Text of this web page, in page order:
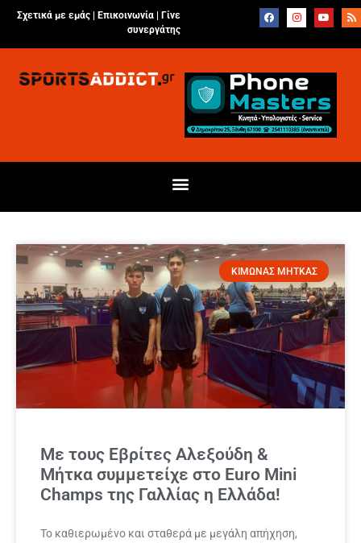
Σχετικά με εμάς | Επικοινωνία
Γίνε
συνεργάτης
ΚΙΜΩΝΑΣ ΜΗΤΚΑΣ
Με τους Εβρίτες Αλεξούδη &
Μήτκα συμμετείχε στο Euro Mini
Champs της Γαλλίας η Ελλάδα!
Το καθιερωμένο και σταθερά με μεγάλη απήχηση,